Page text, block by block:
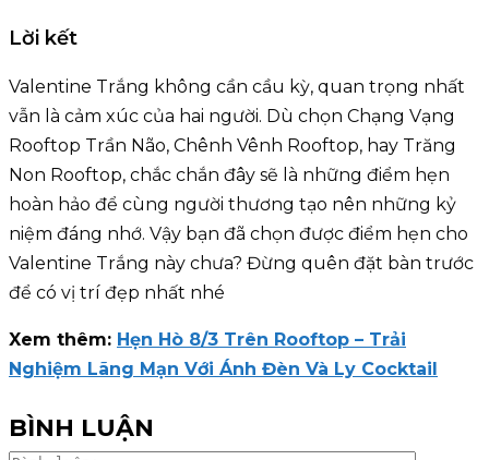
Lời kết
Valentine Trắng không cần cầu kỳ, quan trọng nhất
vẫn là cảm xúc của hai người. Dù chọn Chạng Vạng
Rooftop Trần Não, Chênh Vênh Rooftop, hay Trăng
Non Rooftop, chắc chắn đây sẽ là những điểm hẹn
hoàn hảo để cùng người thương tạo nên những kỷ
niệm đáng nhớ. Vậy bạn đã chọn được điểm hẹn cho
Valentine Trắng này chưa? Đừng quên đặt bàn trước
để có vị trí đẹp nhất nhé
Xem thêm: Hẹn Hò 8/3 Trên Rooftop – Trải
Nghiệm Lãng Mạn Với Ánh Đèn Và Ly Cocktail
BÌNH LUẬN